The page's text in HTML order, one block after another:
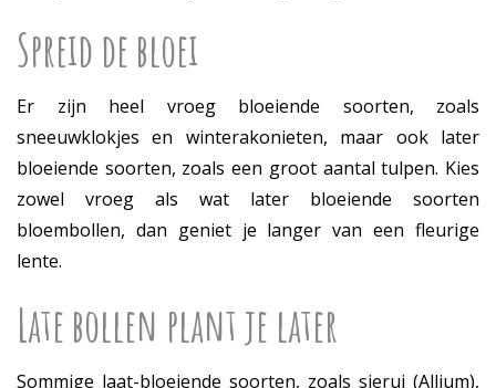
Spreid de bloei
Er zijn heel vroeg bloeiende soorten, zoals
sneeuwklokjes en winterakonieten, maar ook later
bloeiende soorten, zoals een groot aantal tulpen. Kies
zowel vroeg als wat later bloeiende soorten
bloembollen, dan geniet je langer van een fleurige
lente.
Late bollen plant je later
Sommige laat-bloeiende soorten, zoals sierui (Allium),